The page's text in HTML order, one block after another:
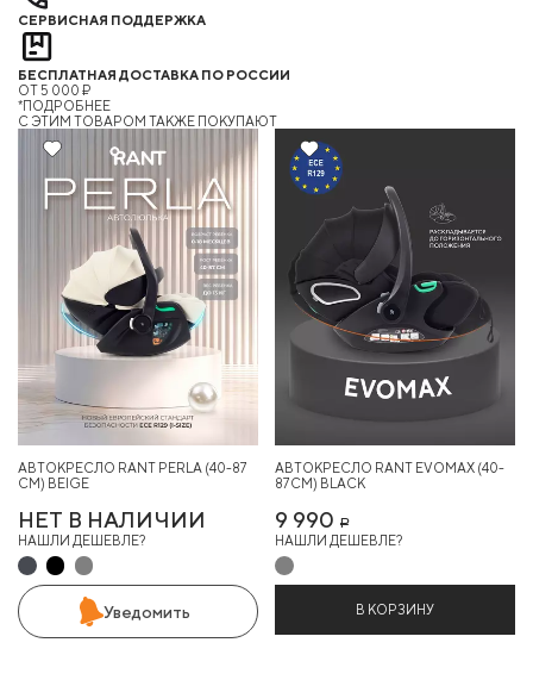
СЕРВИСНАЯ ПОДДЕРЖКА
БЕСПЛАТНАЯ ДОСТАВКА ПО РОССИИ
ОТ 5 000 ₽
*ПОДРОБНЕЕ
C ЭТИМ ТОВАРОМ ТАКЖЕ ПОКУПАЮТ
АВТОКРЕСЛО RANT PERLA (40-87
СМ) BEIGE
НЕТ В НАЛИЧИИ
НАШЛИ ДЕШЕВЛЕ?
Уведомить
АВТОКРЕСЛО RANT EVOMAX (40-
87СМ) BLACK
9 990 Р
НАШЛИ ДЕШЕВЛЕ?
В КОРЗИНУ